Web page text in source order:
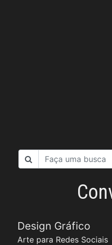
Design Gráfico
Arte para Redes Sociais